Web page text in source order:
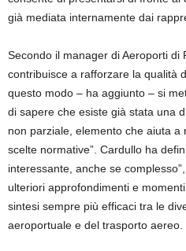
già mediata internamente dai
Secondo il manager di Aeroporti di
contribuisce a rafforzare la qualità
questo modo – ha aggiunto – si
di sapere che esiste già stata una
non parziale, elemento che aiuta a
scelte normative”. Cardullo ha
interessante, anche se
ulteriori approfondimenti e
sintesi sempre più efficaci tra le
aeroportuale e del trasporto aereo.